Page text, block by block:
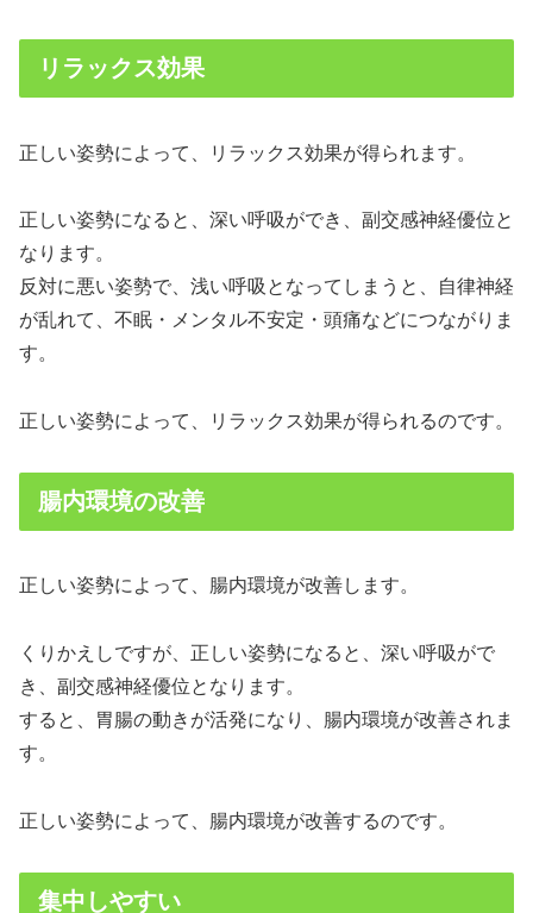
リラックス効果
正しい姿勢によって、リラックス効果が得られます。
正しい姿勢になると、深い呼吸ができ、副交感神経優位と
なります。
反対に悪い姿勢で、浅い呼吸となってしまうと、自律神経
が乱れて、不眠・メンタル不安定・頭痛などにつながりま
す。
正しい姿勢によって、リラックス効果が得られるのです。
腸内環境の改善
正しい姿勢によって、腸内環境が改善します。
くりかえしですが、正しい姿勢になると、深い呼吸がで
き、副交感神経優位となります。
すると、胃腸の動きが活発になり、腸内環境が改善されま
す。
正しい姿勢によって、腸内環境が改善するのです。
集中しやすい